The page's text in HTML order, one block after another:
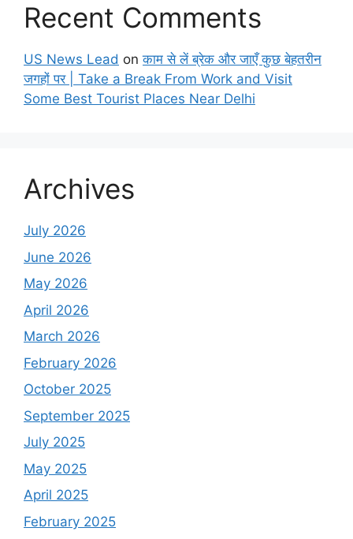
Recent Comments
US News Lead onकाम से लें ब्रेक और जाएँ कुछ बेहतरीन
जगहों पर | Take a Break From Work and Visit
Some Best Tourist Places Near Delhi
Archives
July 2026
June 2026
May 2026
April 2026
March 2026
February 2026
October 2025
September 2025
July 2025
May 2025
April 2025
February 2025